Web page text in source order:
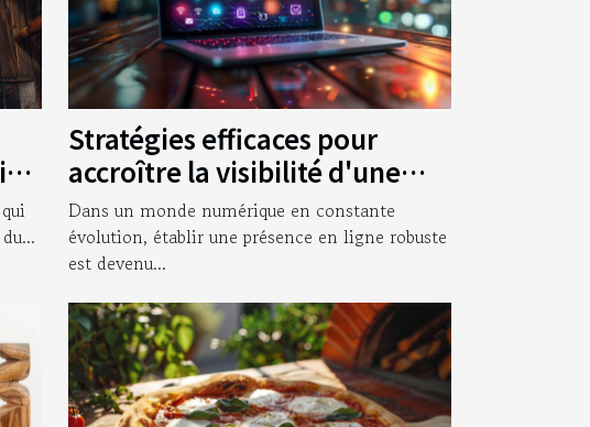
Stratégies efficaces pour
accroître la visibilité d'une
entreprise en ligne
Dans un monde numérique en constante
évolution, établir une présence en ligne robuste
est devenu...